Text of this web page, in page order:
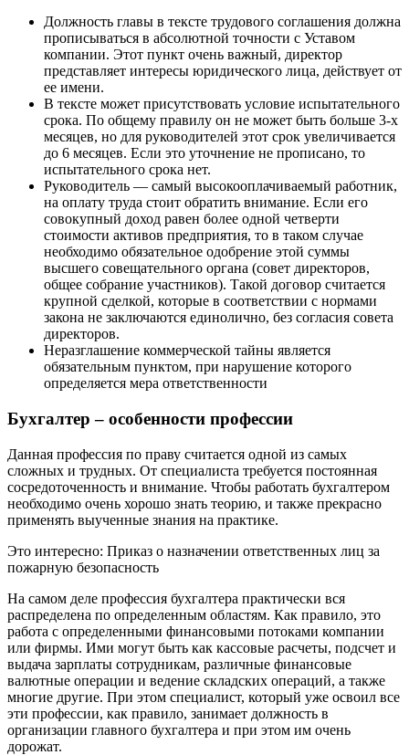
Должность главы в тексте трудового соглашения должна
прописываться в абсолютной точности с Уставом
компании. Этот пункт очень важный, директор
представляет интересы юридического лица, действует от
ее имени.
В тексте может присутствовать условие испытательного
срока. По общему правилу он не может быть больше 3-х
месяцев, но для руководителей этот срок увеличивается
до 6 месяцев. Если это уточнение не прописано, то
испытательного срока нет.
Руководитель — самый высокооплачиваемый работник,
на оплату труда стоит обратить внимание. Если его
совокупный доход равен более одной четверти
стоимости активов предприятия, то в таком случае
необходимо обязательное одобрение этой суммы
высшего совещательного органа (совет директоров,
общее собрание участников). Такой договор считается
крупной сделкой, которые в соответствии с нормами
закона не заключаются единолично, без согласия совета
директоров.
Неразглашение коммерческой тайны является
обязательным пунктом, при нарушение которого
определяется мера ответственности
Бухгалтер – особенности профессии
Данная профессия по праву считается одной из самых
сложных и трудных. От специалиста требуется постоянная
сосредоточенность и внимание. Чтобы работать бухгалтером
необходимо очень хорошо знать теорию, и также прекрасно
применять выученные знания на практике.
Это интересно: Приказ о назначении ответственных лиц за
пожарную безопасность
На самом деле профессия бухгалтера практически вся
распределена по определенным областям. Как правило, это
работа с определенными финансовыми потоками компании
или фирмы. Ими могут быть как кассовые расчеты, подсчет и
выдача зарплаты сотрудникам, различные финансовые
валютные операции и ведение складских операций, а также
многие другие. При этом специалист, который уже освоил все
эти профессии, как правило, занимает должность в
организации главного бухгалтера и при этом им очень
дорожат.